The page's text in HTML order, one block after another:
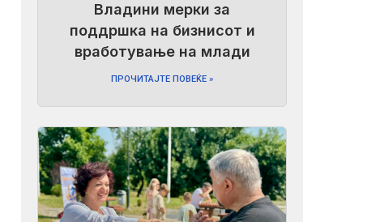
Владини мерки за
поддршка на бизнисот и
вработување на млади
ПРОЧИТАЈТЕ ПОВЕЌЕ »